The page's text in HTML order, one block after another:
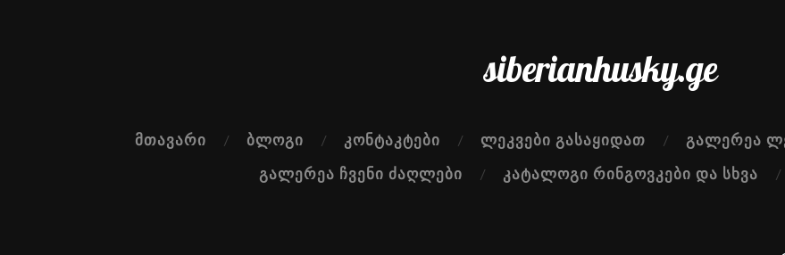
siberianhusky.ge
ᲛᲗᲐᲕᲐᲠᲘ ᲑᲚᲝᲒᲘ ᲙᲝᲜᲢᲐᲙᲢᲔᲑᲘ ᲚᲔᲙᲕᲔᲑᲘ ᲒᲐᲡᲐᲧᲘᲓᲐᲗ ᲒᲐᲚᲔᲠᲔᲐ
ᲒᲐᲚᲔᲠᲔᲐ ᲩᲕᲔᲜᲘ ᲫᲐᲦᲚᲔᲑᲘ
ᲙᲐᲢᲐᲚᲝᲒᲘ ᲠᲘᲜᲒᲝᲕᲙᲔᲑᲘ ᲓᲐ ᲡᲮᲕᲐ